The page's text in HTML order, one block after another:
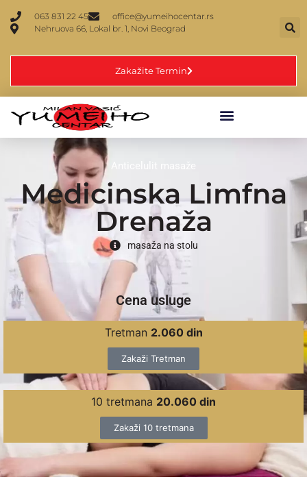
063 831 22 45
office@yumeihocentar.rs
Nehruova 66, Lokal br. 1, Novi Beograd
Zakažite Termin
Anticelulit masaže
Medicinska Limfna
Drenaža
masaža na stolu
Cena usluge
Tretman 2.060 din
Zakaži Tretman
10 tretmana 20.060 din
Zakaži 10 tretmana